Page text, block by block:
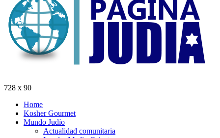
728 x 90
Home
Kosher Gourmet
Mundo Judío
Actualidad comunitaria